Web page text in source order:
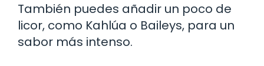
También puedes añadir un poco de
licor, como Kahlúa o Baileys, para un
sabor más intenso.